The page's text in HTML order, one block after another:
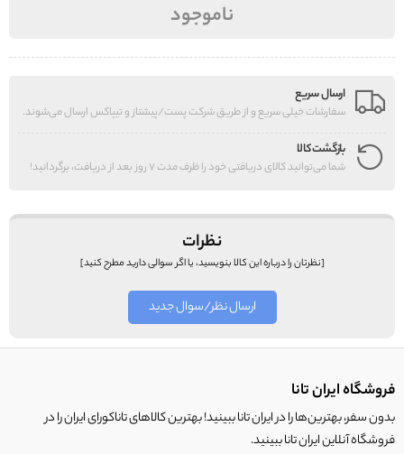
ناموجود
ارسال سریع
سفارشات خیلی سریع و از طریق شرکت پست/پیشتاز و تیپاکس ارسال می‌شوند.
بازگشت کالا
شما می‌توانید کالای دریافتی خود را ظرف مدت 7 روز بعد از دریافت، برگردانید!
نظرات
[نظرتان را درباره این کالا بنویسید، یا اگر سوالی دارید مطرح کنید]
ارسال نظر/سوال جدید
فروشگاه ایران تانا
بدون سفر، بهترین‌ها را در ایران تانا ببینید! بهترین کالاهای تاناکورای ایران را در
فروشگاه آنلاین ایران تانا ببینید.